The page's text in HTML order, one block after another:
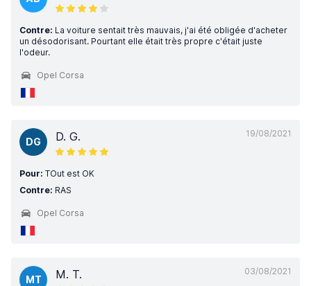
Contre: La voiture sentait très mauvais, j'ai été obligée d'acheter
un désodorisant. Pourtant elle était très propre c'était juste
l'odeur.
Opel Corsa
19/08/2021
DG D. G.
Pour: TOut est OK
Contre: RAS
Opel Corsa
03/08/2021
MT M. T.